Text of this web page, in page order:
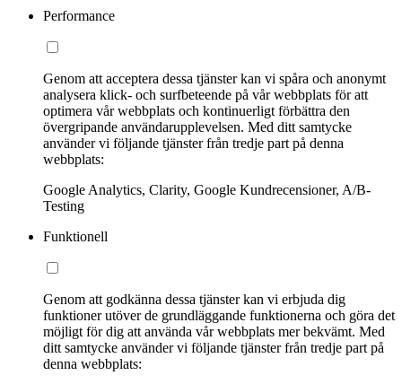
Performance
Genom att acceptera dessa tjänster kan vi spåra och anonymt
analysera klick- och surfbeteende på vår webbplats för att
optimera vår webbplats och kontinuerligt förbättra den
övergripande användarupplevelsen. Med ditt samtycke
använder vi följande tjänster från tredje part på denna
webbplats:
Google Analytics, Clarity, Google Kundrecensioner, A/B-
Testing
Funktionell
Genom att godkänna dessa tjänster kan vi erbjuda dig
funktioner utöver de grundläggande funktionerna och göra det
möjligt för dig att använda vår webbplats mer bekvämt. Med
ditt samtycke använder vi följande tjänster från tredje part på
denna webbplats: